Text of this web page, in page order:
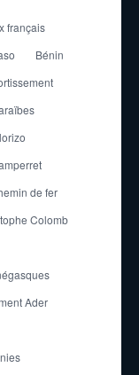
français
Bénin
de fer
Colomb
Ader